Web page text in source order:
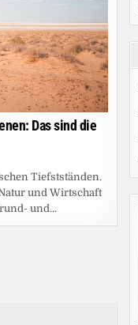
Das sind die
Tiefstständen.
und Wirtschaft
und...